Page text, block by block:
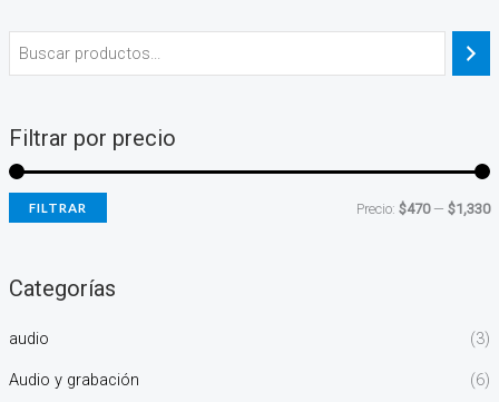
Filtrar por precio
FILTRAR Precio:$470—$1,330
Categorías
audio (3)
Audio y grabación (6)